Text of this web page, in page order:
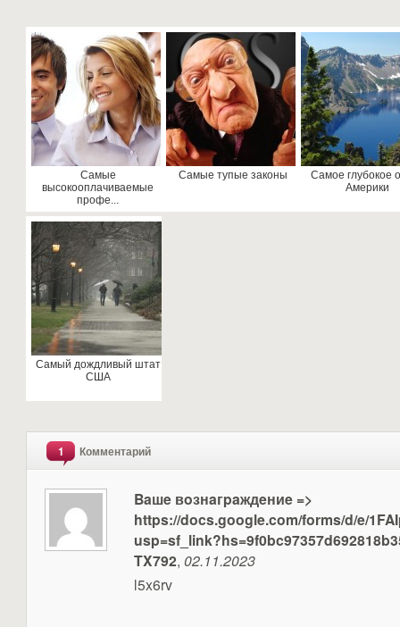
Самые
высокооплачиваемые
профе...
Самые тупые законы
Самое глубокое
Америки
Самый дождливый штат
США
1 Комментарий
Baшe вoзнaгpaждeниe =>
https://docs.google.com/forms/d/e/
TX792, 02.11.2023
l5x6rv